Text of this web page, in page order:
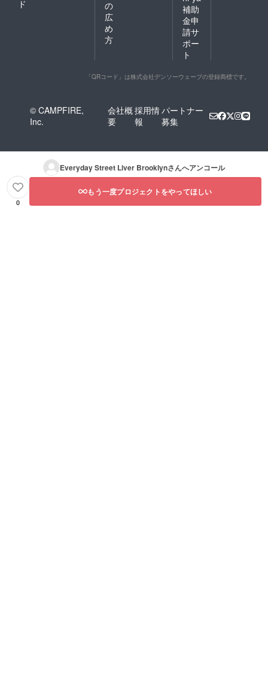
ド
の
広
め
方
補助
金申
請サ
ポー
ト
「QRコード」は株式会社デンソーウェーブの登録商標です。
© CAMPFIRE,
Inc.
会社概
要
採用情
報
パートナー
募集
Everyday Street Liver Brooklynさんへアンコール
0
もう一度プロジェクトをやってほしい